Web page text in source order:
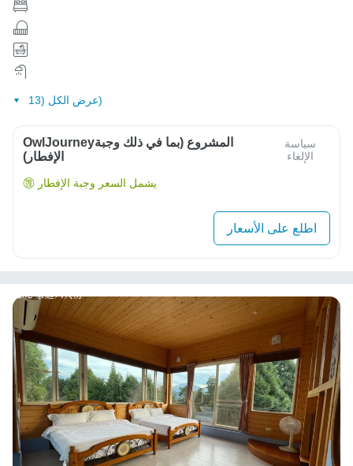
عرض الكل (13)
OwlJourneyالمشروع (بما في ذلك وجبة
الإفطار)
سياسة
الإلغاء
يشمل السعر وجبة الإفطار
اطلع على الأسعار